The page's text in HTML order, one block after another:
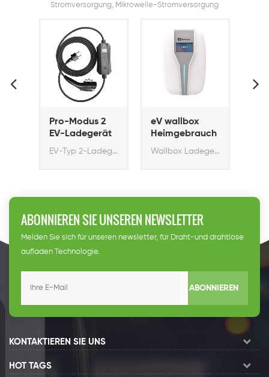
Stromversorgung, Mikrowelle-Stromversorgung
Pro-Modus 2
EV-Ladegerät
EV-Typ 2-Ladegerät
eV wallbox
Heimgebrauch
Wallbox Ladegerät
ABONNIEREN SIE UNSEREN NEWSLETTER
Melden Sie sich für unseren newsletter, für Draht-und drahtlose
aufladen Technologie.
ABONNIEREN
KONTAKTIEREN SIE UNS
HOT TAGS